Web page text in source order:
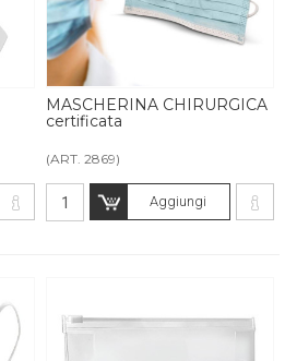
MASCHERINA CHIRURGICA
certificata
(ART. 2869)
Aggiungi